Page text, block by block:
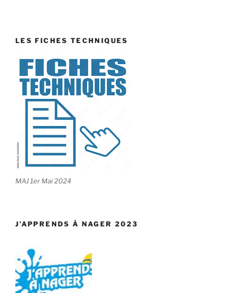
LES FICHES TECHNIQUES
MAJ 1er Mai 2024
J’APPRENDS À NAGER 2023